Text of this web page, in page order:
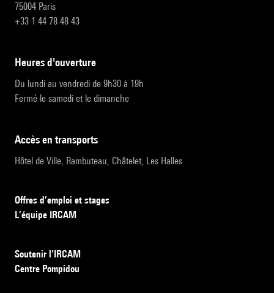
75004 Paris
+33 1 44 78 48 43
heures d'ouverture
Du lundi au vendredi de 9h30 à 19h
Fermé le samedi et le dimanche
accès en transports
Hôtel de Ville, Rambuteau, Châtelet, Les Halles
Offres d’emploi et stages
L’équipe IRCAM
Soutenir l’IRCAM
Centre Pompidou